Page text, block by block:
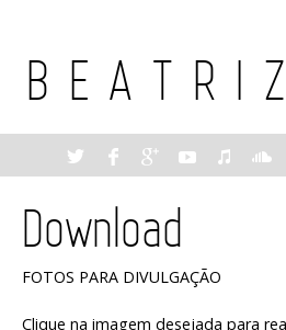
B E A T R I Z
Download
FOTOS PARA DIVULGAÇÃO
Clique na imagem desejada para